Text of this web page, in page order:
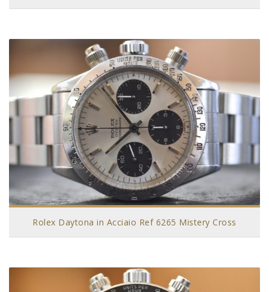
Rolex Daytona in Acciaio Ref 6265 Mistery Cross